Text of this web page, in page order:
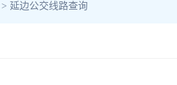
> 延边公交线路查询